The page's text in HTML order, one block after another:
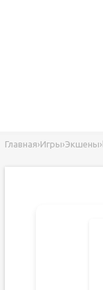
Главная›Игры›Экшены›